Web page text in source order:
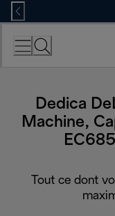
Skip
to
Content
Dedica
Machine,
Tout ce dont